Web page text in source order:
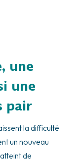
une
une
pair
la difficulté
un nouveau
de